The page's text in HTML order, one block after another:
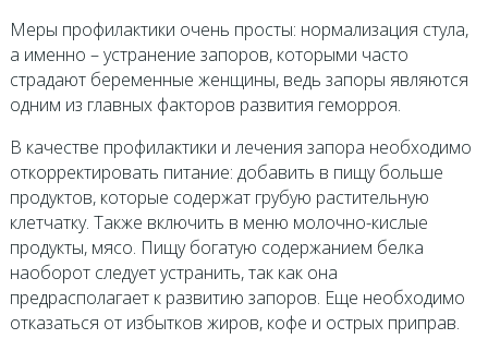
Меры профилактики очень просты: нормализация стула,
а именно – устранение запоров, которыми часто
страдают беременные женщины, ведь запоры являются
одним из главных факторов развития геморроя.
В качестве профилактики и лечения запора необходимо
откорректировать питание: добавить в пищу больше
продуктов, которые содержат грубую растительную
клетчатку. Также включить в меню молочно-кислые
продукты, мясо. Пищу богатую содержанием белка
наоборот следует устранить, так как она
предрасполагает к развитию запоров. Еще необходимо
отказаться от избытков жиров, кофе и острых приправ.